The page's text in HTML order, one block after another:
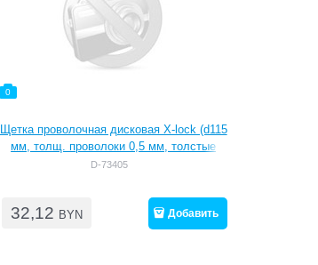
0
Щетка проволочная дисковая X-lock (d115
мм, толщ. проволоки 0,5 мм, толстые
пучки )
D-73405
32,12 BYN Добавить